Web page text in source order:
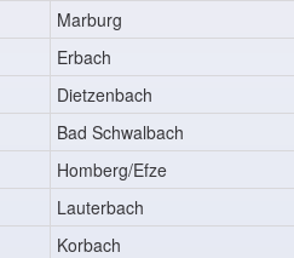
Marburg
Erbach
Dietzenbach
Bad Schwalbach
Homberg/Efze
Lauterbach
Korbach